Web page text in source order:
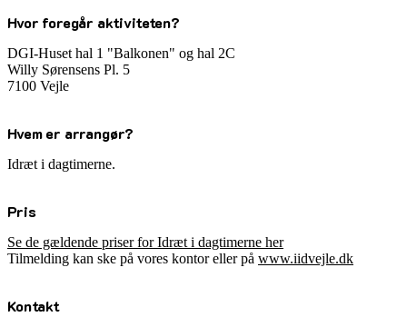
Hvor foregår aktiviteten?
DGI-Huset hal 1 "Balkonen" og hal 2C
Willy Sørensens Pl. 5
7100 Vejle
Hvem er arrangør?
Idræt i dagtimerne.
Pris
Se de gældende priser for Idræt i dagtimerne her
Tilmelding kan ske på vores kontor eller på www.iidvejle.dk
Kontakt